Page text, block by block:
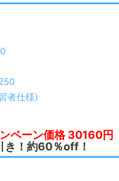
者仕様)
ペーン価格 30160円
！約60％off！